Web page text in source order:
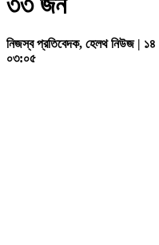
নিজস্ব প্রতিবেদক, হেলথ নিউজ |
০৩:০৫